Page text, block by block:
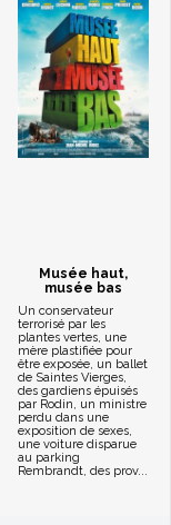
Musée haut,
musée bas
Un conservateur
terrorisé par les
plantes vertes, une
mère plastifiée pour
être exposée, un ballet
de Saintes Vierges,
des gardiens épuisés
par Rodin, un ministre
perdu dans une
exposition de sexes,
une voiture disparue
au parking
Rembrandt, des prov...